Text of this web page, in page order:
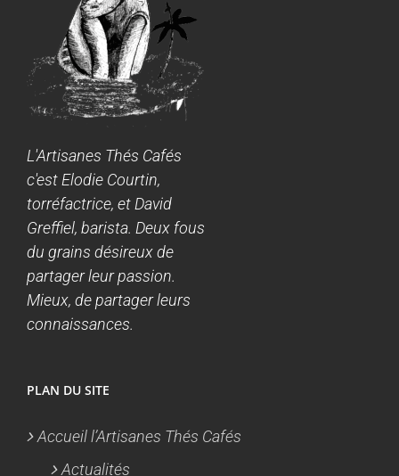
L'Artisanes Thés Cafés
c'est Elodie Courtin,
torréfactrice, et David
Greffiel, barista. Deux fous
du grains désireux de
partager leur passion.
Mieux, de partager leurs
connaissances.
PLAN DU SITE
Accueil l’Artisanes Thés Cafés
Actualités